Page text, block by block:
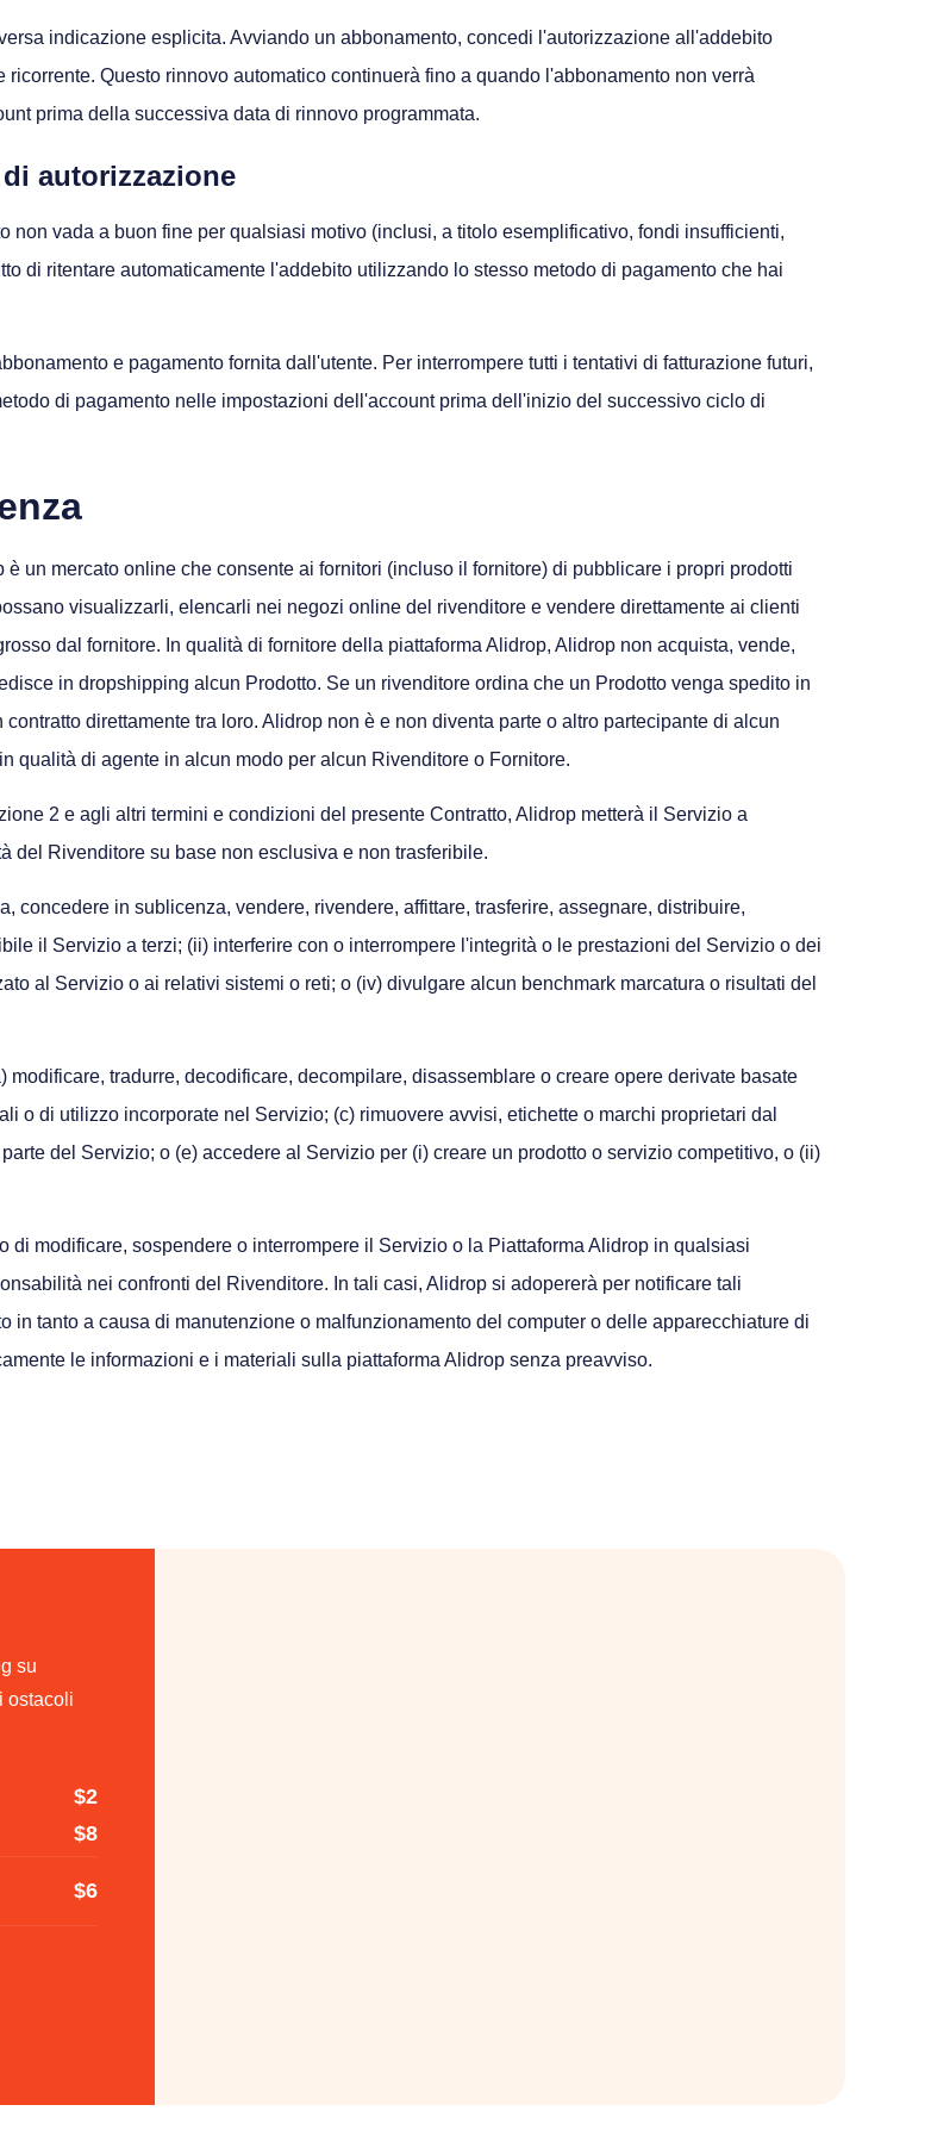
indicazione esplicita. Avviando un abbonamento, concedi l'autorizzazione all'addebito
Questo rinnovo automatico continuerà fino a quando l'abbonamento non verrà
prima della successiva data di rinnovo programmata.
autorizzazione
vada a buon fine per qualsiasi motivo (inclusi, a titolo esemplificativo, fondi insufficienti,
di ritentare automaticamente l'addebito utilizzando lo stesso metodo di pagamento che hai
e pagamento fornita dall'utente. Per interrompere tutti i tentativi di fatturazione futuri,
di pagamento nelle impostazioni dell'account prima dell'inizio del successivo ciclo di
è un mercato online che consente ai fornitori (incluso il fornitore) di pubblicare i propri prodotti
visualizzarli, elencarli nei negozi online del rivenditore e vendere direttamente ai clienti
dal fornitore. In qualità di fornitore della piattaforma Alidrop, Alidrop non acquista, vende,
in dropshipping alcun Prodotto. Se un rivenditore ordina che un Prodotto venga spedito in
direttamente tra loro. Alidrop non è e non diventa parte o altro partecipante di alcun
qualità di agente in alcun modo per alcun Rivenditore o Fornitore.
2 e agli altri termini e condizioni del presente Contratto, Alidrop metterà il Servizio a
Rivenditore su base non esclusiva e non trasferibile.
concedere in sublicenza, vendere, rivendere, affittare, trasferire, assegnare, distribuire,
il Servizio a terzi; (ii) interferire con o interrompere l'integrità o le prestazioni del Servizio o dei
al Servizio o ai relativi sistemi o reti; o (iv) divulgare alcun benchmark marcatura o risultati del
modificare, tradurre, decodificare, decompilare, disassemblare o creare opere derivate basate
o di utilizzo incorporate nel Servizio; (c) rimuovere avvisi, etichette o marchi proprietari dal
del Servizio; o (e) accedere al Servizio per (i) creare un prodotto o servizio competitivo, o (ii)
di modificare, sospendere o interrompere il Servizio o la Piattaforma Alidrop in qualsiasi
nei confronti del Rivenditore. In tali casi, Alidrop si adopererà per notificare tali
tanto a causa di manutenzione o malfunzionamento del computer o delle apparecchiature di
le informazioni e i materiali sulla piattaforma Alidrop senza preavviso.
su
ostacoli
$2
$8
$6